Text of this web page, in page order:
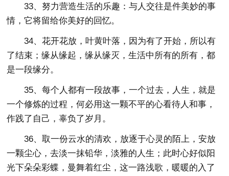
33、努力营造生活的乐趣：与人交往是件美妙的事
情，它将留给你美好的回忆。
34、花开花放，叶黄叶落，因为有了开始，所以有
了结束；缘从缘起，缘从缘灭，生活中所有的所有，都
是一段缘分。
35、每个人都有一段故事，一个过去，人生，就是
一个修炼的过程，何必用这一颗不平的心看待人和事，
作践了自己，辜负了岁月。
36、取一份云水的清欢，放逐于心灵的陌上，安放
一颗尘心，去淡一抹铅华，淡雅的人生；此时心好似阳
光下朵朵彩蝶，曼舞着红尘，这一路浅歌，暖暖的入了